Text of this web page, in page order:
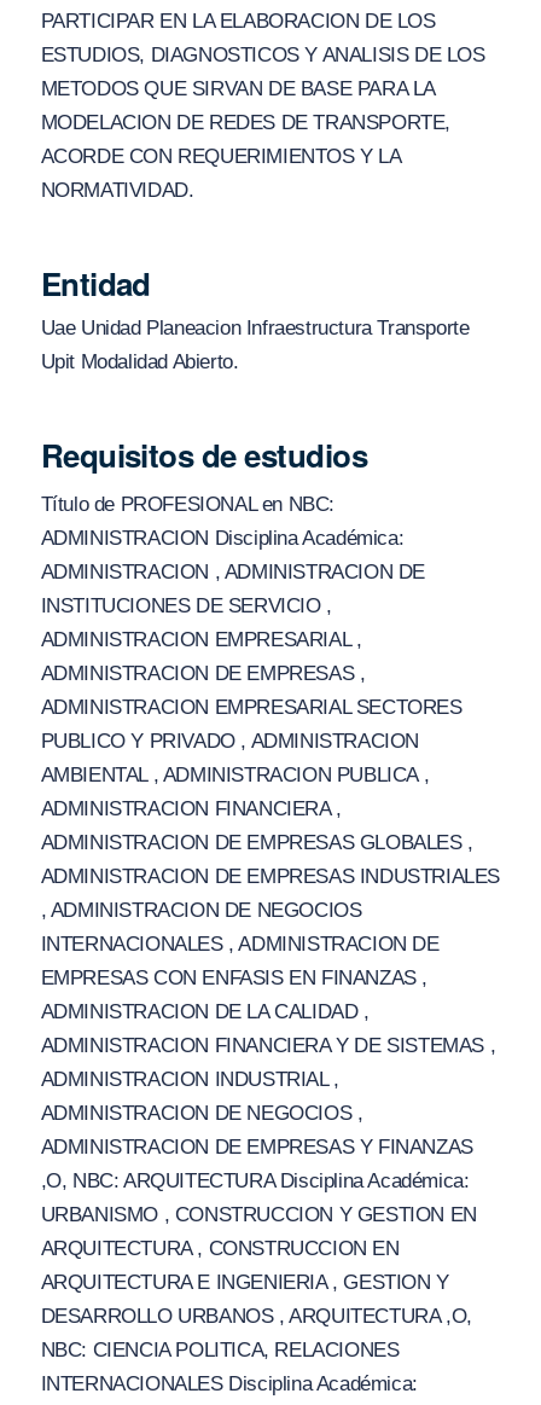
PARTICIPAR EN LA ELABORACION DE LOS
ESTUDIOS, DIAGNOSTICOS Y ANALISIS DE LOS
METODOS QUE SIRVAN DE BASE PARA LA
MODELACION DE REDES DE TRANSPORTE,
ACORDE CON REQUERIMIENTOS Y LA
NORMATIVIDAD.
Entidad
Uae Unidad Planeacion Infraestructura Transporte
Upit Modalidad Abierto.
Requisitos de estudios
Título de PROFESIONAL en NBC:
ADMINISTRACION Disciplina Académica:
ADMINISTRACION , ADMINISTRACION DE
INSTITUCIONES DE SERVICIO ,
ADMINISTRACION EMPRESARIAL ,
ADMINISTRACION DE EMPRESAS ,
ADMINISTRACION EMPRESARIAL SECTORES
PUBLICO Y PRIVADO , ADMINISTRACION
AMBIENTAL , ADMINISTRACION PUBLICA ,
ADMINISTRACION FINANCIERA ,
ADMINISTRACION DE EMPRESAS GLOBALES ,
ADMINISTRACION DE EMPRESAS INDUSTRIALES
, ADMINISTRACION DE NEGOCIOS
INTERNACIONALES , ADMINISTRACION DE
EMPRESAS CON ENFASIS EN FINANZAS ,
ADMINISTRACION DE LA CALIDAD ,
ADMINISTRACION FINANCIERA Y DE SISTEMAS ,
ADMINISTRACION INDUSTRIAL ,
ADMINISTRACION DE NEGOCIOS ,
ADMINISTRACION DE EMPRESAS Y FINANZAS
,O, NBC: ARQUITECTURA Disciplina Académica:
URBANISMO , CONSTRUCCION Y GESTION EN
ARQUITECTURA , CONSTRUCCION EN
ARQUITECTURA E INGENIERIA , GESTION Y
DESARROLLO URBANOS , ARQUITECTURA ,O,
NBC: CIENCIA POLITICA, RELACIONES
INTERNACIONALES Disciplina Académica: